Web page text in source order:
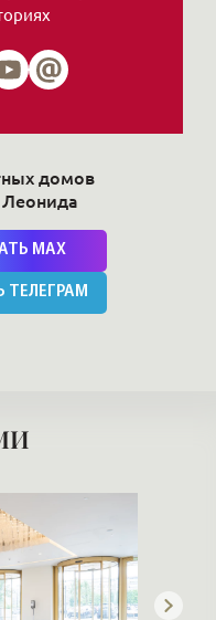
c политикой сайта
домов
Леонида
MAX
ТЕЛЕГРАМ